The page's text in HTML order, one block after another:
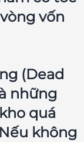
vốn
(Dead
những
quá
không